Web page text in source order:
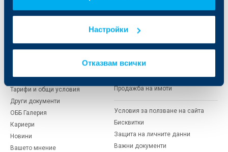
Настройки
Отказвам всички
За акционери
Европейско финансиране
Отчети и анализи
Тарифи и общи условия
Други документи
ОББ Галерия
Кариери
Новини
Вашето мнение
ОББ Интерлийз
ОББ Пенсионно осигуряване
ОББ Застрахователен брокер
Продажба на имоти
Условия за ползване на сайта
Бисквитки
Защита на личните данни
Важни документи